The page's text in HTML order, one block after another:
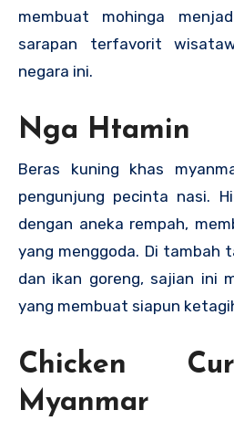
membuat mohinga
sarapan terfavorit
negara ini.
Nga Htamin
Beras kuning khas
pengunjung pecinta nasi.
dengan aneka rempah,
yang menggoda. Di tambah
dan ikan goreng, sajian ini
yang membuat siapun
Chicken
Myanmar